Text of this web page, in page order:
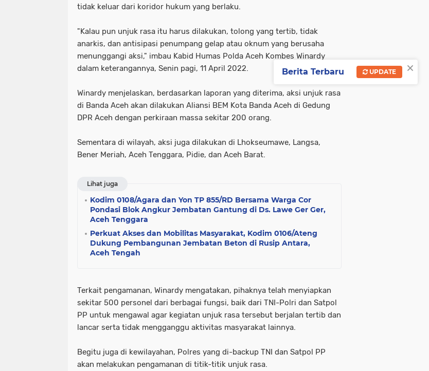
tidak keluar dari koridor hukum yang berlaku.
"Kalau pun unjuk rasa itu harus dilakukan, tolong yang tertib, tidak
anarkis, dan antisipasi penumpang gelap atau oknum yang berusaha
menunggangi aksi," imbau Kabid Humas Polda Aceh Kombes Winardy
dalam keterangannya, Senin pagi, 11 April 2022.
Winardy menjelaskan, berdasarkan laporan yang diterima, aksi unjuk rasa
di Banda Aceh akan dilakukan Aliansi BEM Kota Banda Aceh di Gedung
DPR Aceh dengan perkiraan massa sekitar 200 orang.
Sementara di wilayah, aksi juga dilakukan di Lhokseumawe, Langsa,
Bener Meriah, Aceh Tenggara, Pidie, dan Aceh Barat.
Lihat juga
Kodim 0108/Agara dan Yon TP 855/RD Bersama Warga Cor
Pondasi Blok Angkur Jembatan Gantung di Ds. Lawe Ger Ger,
Aceh Tenggara
Perkuat Akses dan Mobilitas Masyarakat, Kodim 0106/Ateng
Dukung Pembangunan Jembatan Beton di Rusip Antara,
Aceh Tengah
Terkait pengamanan, Winardy mengatakan, pihaknya telah menyiapkan
sekitar 500 personel dari berbagai fungsi, baik dari TNI-Polri dan Satpol
PP untuk mengawal agar kegiatan unjuk rasa tersebut berjalan tertib dan
lancar serta tidak mengganggu aktivitas masyarakat lainnya.
Begitu juga di kewilayahan, Polres yang di-backup TNI dan Satpol PP
akan melakukan pengamanan di titik-titik unjuk rasa.
×
Berita Terbaru UPDATE